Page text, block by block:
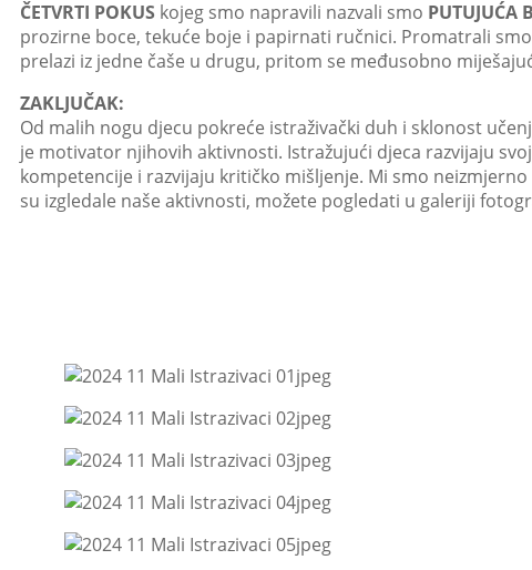
ČETVRTI POKUS kojeg smo napravili nazvali smo PUTUJUĆA
prozirne boce, tekuće boje i papirnati ručnici. Promatrali
prelazi iz jedne čaše u drugu, pritom se međusobno
ZAKLJUČAK:
Od malih nogu djecu pokreće istraživački duh i sklonost
je motivator njihovih aktivnosti. Istražujući djeca razvijaju
kompetencije i razvijaju kritičko mišljenje. Mi smo
su izgledale naše aktivnosti, možete pogledati u galeriji